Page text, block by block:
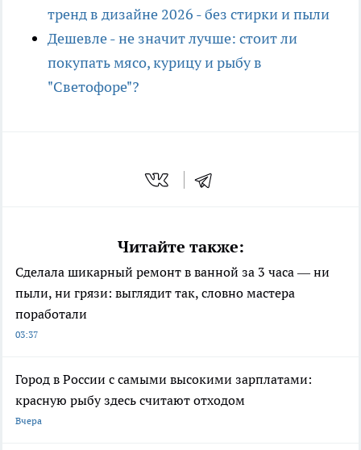
тренд в дизайне 2026 - без стирки и пыли
Дешевле - не значит лучше: стоит ли
покупать мясо, курицу и рыбу в
"Светофоре"?
Читайте также:
Сделала шикарный ремонт в ванной за 3 часа — ни
пыли, ни грязи: выглядит так, словно мастера
поработали
03:37
Город в России с самыми высокими зарплатами:
красную рыбу здесь считают отходом
Вчера